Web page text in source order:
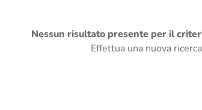
Nessun risultato presente per il
Effettua una nuova